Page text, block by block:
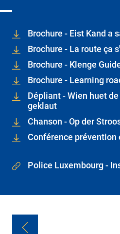
Brochure - Eist Kand a
Brochure - La route ça
Brochure - Klenge
Brochure - Learning
Dépliant - Wien huet
geklaut
Chanson - Op der
Conférence prévention
Police Luxembourg -